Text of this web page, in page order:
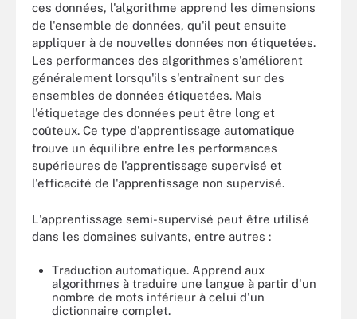
ces données, l'algorithme apprend les dimensions
de l'ensemble de données, qu'il peut ensuite
appliquer à de nouvelles données non étiquetées.
Les performances des algorithmes s'améliorent
généralement lorsqu'ils s'entraînent sur des
ensembles de données étiquetées. Mais
l'étiquetage des données peut être long et
coûteux. Ce type d'apprentissage automatique
trouve un équilibre entre les performances
supérieures de l'apprentissage supervisé et
l'efficacité de l'apprentissage non supervisé.
L'apprentissage semi-supervisé peut être utilisé
dans les domaines suivants, entre autres :
Traduction automatique. Apprend aux
algorithmes à traduire une langue à partir d'un
nombre de mots inférieur à celui d'un
dictionnaire complet.